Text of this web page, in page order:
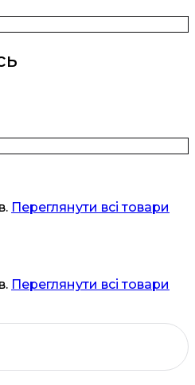
Переглянути всі товари
Переглянути всі товари